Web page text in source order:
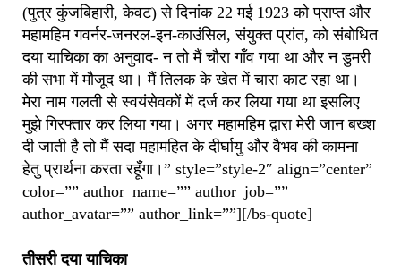
(पुत्र कुंजबिहारी, केवट) से दिनांक 22 मई 1923 को प्राप्त और
महामहिम गवर्नर-जनरल-इन-काउंसिल, संयुक्त प्रांत, को संबोधित
दया याचिका का अनुवाद- न तो मैं चौरा गाँव गया था और न डुमरी
की सभा में मौजूद था। मैं तिलक के खेत में चारा काट रहा था।
मेरा नाम गलती से स्वयंसेवकों में दर्ज कर लिया गया था इसलिए
मुझे गिरफ्तार कर लिया गया। अगर महामहिम द्वारा मेरी जान बख्श
दी जाती है तो मैं सदा महामहित के दीर्घायु और वैभव की कामना
हेतु प्रार्थना करता रहूँगा।” style=”style-2″ align=”center”
color=”” author_name=”” author_job=””
author_avatar=”” author_link=””][/bs-quote]
तीसरी दया याचिका